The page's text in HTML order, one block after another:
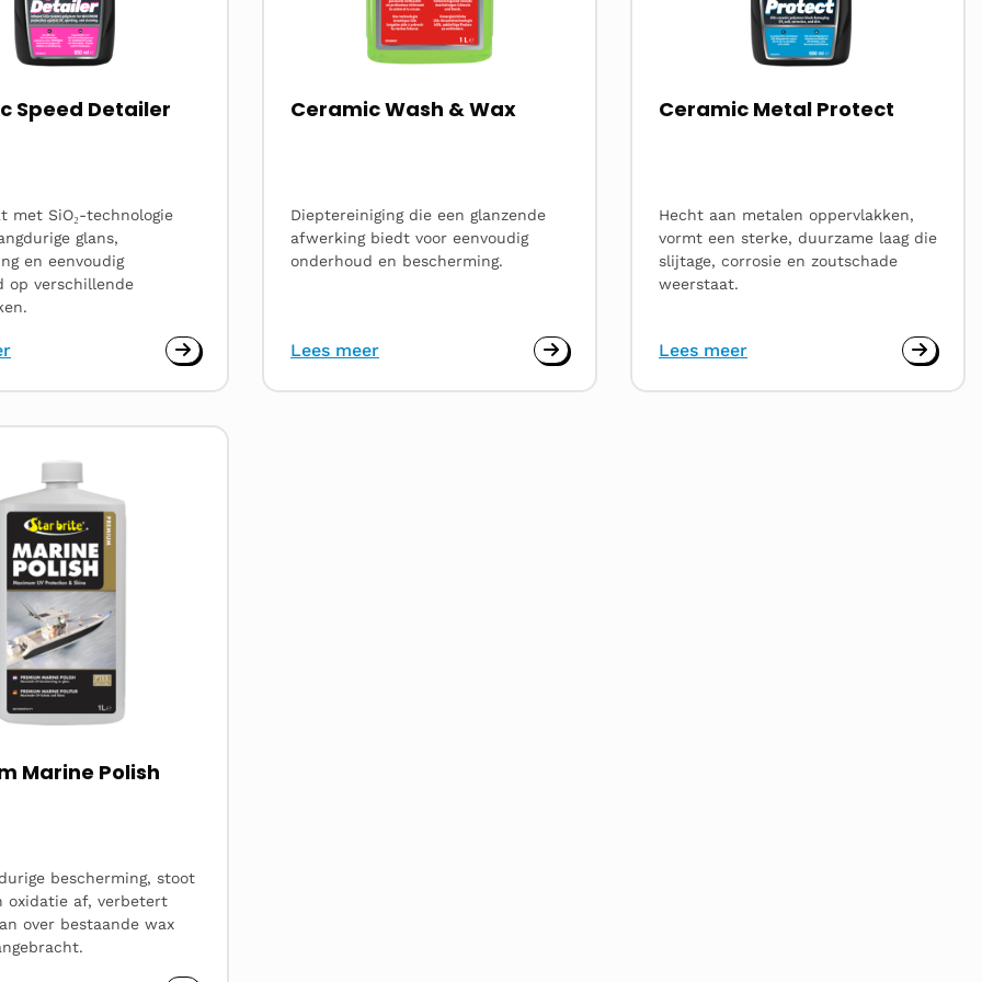
Speed Detailer
met SiO₂-technologie
glans,
en eenvoudig
op verschillende
Ceramic Wash & Wax
Dieptereiniging die een glanzende
afwerking biedt voor eenvoudig
onderhoud en bescherming.
Lees meer
Ceramic Metal Protect
Hecht aan metalen oppervlakken,
vormt een sterke, duurzame laag die
slijtage, corrosie en zoutschade
weerstaat.
Lees meer
Marine Polish
bescherming, stoot
oxidatie af, verbetert
over bestaande wax